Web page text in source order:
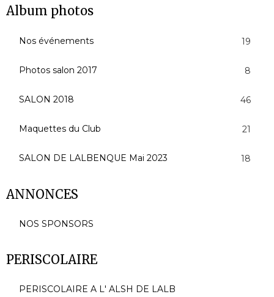
Album photos
Nos événements 19
Photos salon 2017 8
SALON 2018 46
Maquettes du Club 21
SALON DE LALBENQUE Mai 2023 18
ANNONCES
NOS SPONSORS
PERISCOLAIRE
PERISCOLAIRE A L' ALSH DE LALB